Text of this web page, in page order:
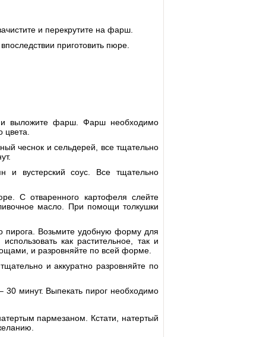
и перекрутите на фарш.
приготовить пюре.
и выложите фарш. Фарш необходимо
чеснок и сельдерей, все тщательно
и вустерский соус. Все тщательно
С отваренного картофеля слейте
масло. При помощи толкушки
пирога. Возьмите удобную форму для
как растительное, так и
и разровняйте по всей форме.
и аккуратно разровняйте по
минут. Выпекать пирог необходимо
пармезаном. Кстати, натертый